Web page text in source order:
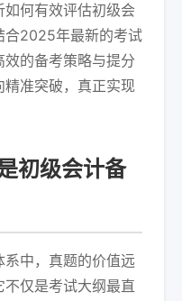
何有效评估初级会
合2025年最新的考试
的备考策略与提分
准突破，真正实现
初级会计备
中，真题的价值远
仅是考试大纲最直